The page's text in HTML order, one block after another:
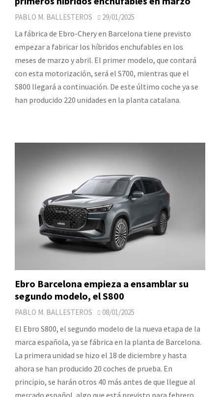
PABLO M. BALLESTEROS 29/01/2025
La fábrica de Ebro-Chery en Barcelona tiene previsto
empezar a fabricar los híbridos enchufables en los
meses de marzo y abril. El primer modelo, que contará
con esta motorización, será el S700, mientras que el
S800 llegará a continuación. De este último coche ya se
han producido 220 unidades en la planta catalana.
Ebro Barcelona empieza a ensamblar su
segundo modelo, el S800
PABLO M. BALLESTEROS 08/01/2025
El Ebro S800, el segundo modelo de la nueva etapa de la
marca española, ya se fábrica en la planta de Barcelona.
La primera unidad se hizo el 18 de diciembre y hasta
ahora se han producido 20 coches de prueba. En
principio, se harán otros 40 más antes de que llegue al
mercado español, algo que está previsto para febrero.